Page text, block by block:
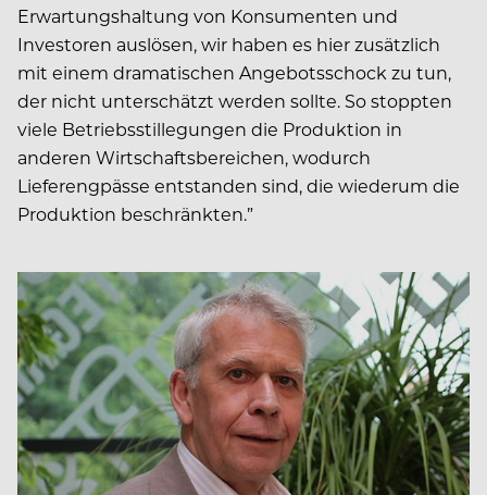
Erwartungshaltung von Konsumenten und
Investoren auslösen, wir haben es hier zusätzlich
mit einem dramatischen Angebotsschock zu tun,
der nicht unterschätzt werden sollte. So stoppten
viele Betriebsstillegungen die Produktion in
anderen Wirtschaftsbereichen, wodurch
Lieferengpässe entstanden sind, die wiederum die
Produktion beschränkten.”